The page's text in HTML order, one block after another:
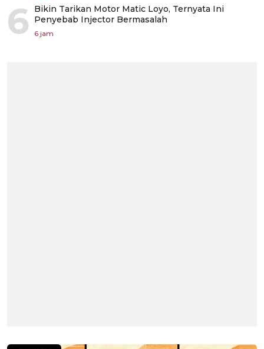
6
Bikin Tarikan Motor Matic Loyo, Ternyata Ini
Penyebab Injector Bermasalah
6 jam